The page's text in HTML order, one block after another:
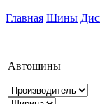
Главная Шины
Автошины